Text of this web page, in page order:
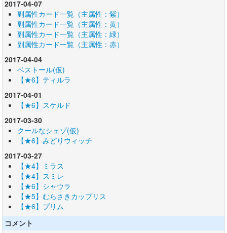
2017-04-07
副属性カード一覧（主属性：紫）
副属性カード一覧（主属性：黄）
副属性カード一覧（主属性：緑）
副属性カード一覧（主属性：赤）
2017-04-04
ベストール(仮)
【★6】ティルラ
2017-04-01
【★6】スケルド
2017-03-30
クールなシェゾ(仮)
【★6】みどりウィッチ
2017-03-27
【★4】ミラス
【★4】スミレ
【★6】シャウラ
【★5】むらさきカップリス
【★6】プリム
コメント